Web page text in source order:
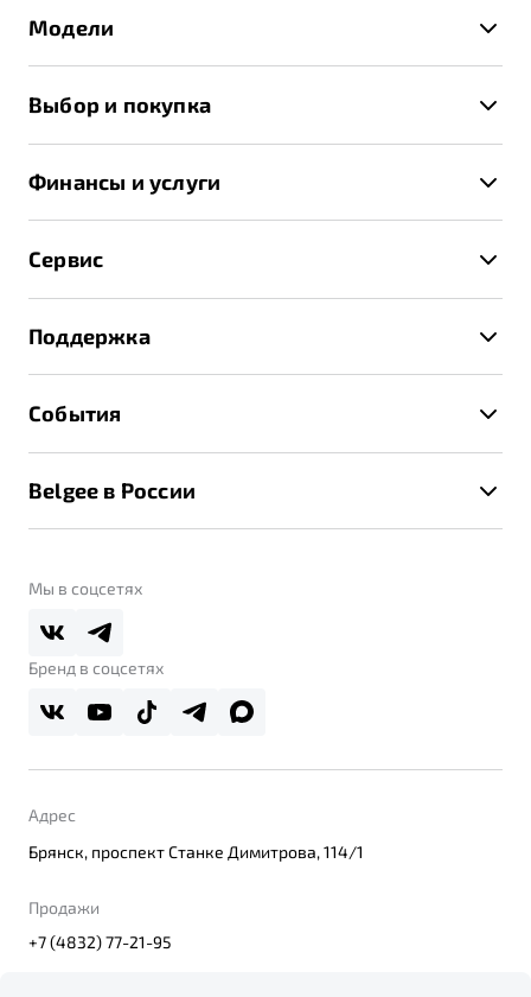
Модели
X70
Выбор и покупка
Спецпредложения и Акции
Записаться на тест-драйв
Получить предложение
Финансы и услуги
Трейд-ин
Страхование
Расчет КАСКО
Сервис
Руководство по эксплуатации
Техническое обслуживание
Калькулятор ТО
Поддержка
Помощь на дорогах
Belgee Линк
Belgee Плюс
Реферальная программа
События
Контакты
Belgee в России
О дилерском центре
Правовая информация
Мы в соцсетях
Бренд в соцсетях
Адрес
Брянск, проспект Станке Димитрова, 114/1
Продажи
+7 (4832) 77-21-95